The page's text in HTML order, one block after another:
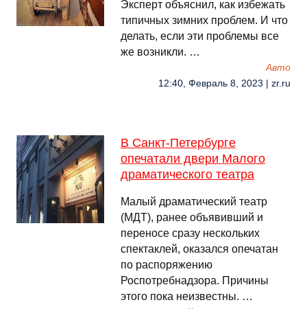
Эксперт объяснил, как избежать
типичных зимних проблем. И что
делать, если эти проблемы все
же возникли. …
Авто
12:40, Февраль 8, 2023 | zr.ru
В Санкт-Петербурге
опечатали двери Малого
драматического театра
Малый драматический театр
(МДТ), ранее объявивший и
переносе сразу нескольких
спектаклей, оказался опечатан
по распоряжению
Роспотребнадзора. Причины
этого пока неизвестны. …